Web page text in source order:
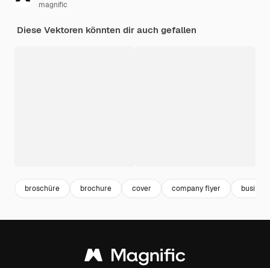
magnific
Diese Vektoren könnten dir auch gefallen
broschüre brochure cover company flyer